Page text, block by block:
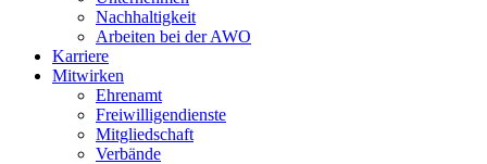
Nachhaltigkeit
Arbeiten bei der AWO
Karriere
Mitwirken
Ehrenamt
Freiwilligendienste
Mitgliedschaft
Verbände